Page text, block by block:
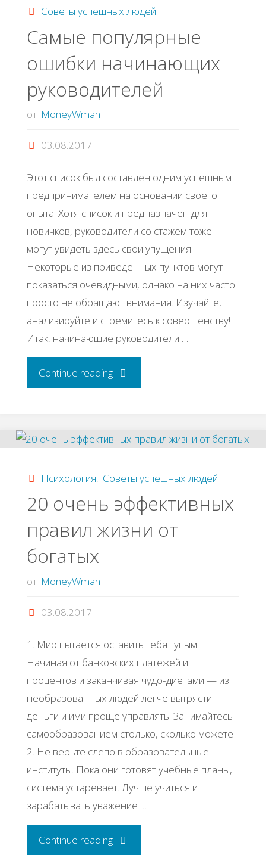
Советы успешных людей
Самые популярные
ошибки начинающих
руководителей
от MoneyWman
03.08.2017
Этот список был составлен одним успешным
предпринимателем на основании своего
опыта. Хотя список и предназначен для
новичков, руководители со стажем тоже
могут увидеть здесь свои упущения.
Некоторые из приведенных пунктов могут
показаться очевидными, однако на них часто
просто не обращают внимания. Изучайте,
анализируйте и стремитесь к совершенству!
Итак, начинающие руководители …
Continue reading"Самые
руководителей"
Психология, Советы успешных людей
20 очень эффективных
правил жизни от
богатых
от MoneyWman
03.08.2017
1. Мир пытается оставить тебя тупым.
Начиная от банковских платежей и
процентов и заканчивая чудо-диетами — из
необразованных людей легче вытрясти
деньги и ими проще управлять. Занимайтесь
самообразованием столько, сколько можете
2. Не верьте слепо в образовательные
институты. Пока они готовят учебные планы,
система устаревает. Лучше учиться и
зарабатывать уважение …
Continue reading"20